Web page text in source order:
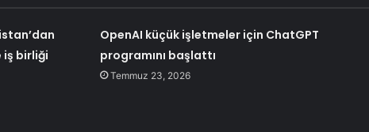
iş birliği
OpenAI küçük işletmeler için ChatGPT
programını başlattı
Temmuz 23, 2026